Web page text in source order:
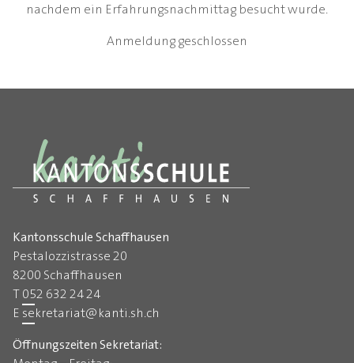
nachdem ein Erfahrungsnachmittag besucht wurde.
Anmeldung geschlossen
Kantonsschule Schaffhausen
Pestalozzistrasse 20
8200 Schaffhausen
T052 632 24 24
E sekretariat@kanti.sh.ch
Öffnungszeiten Sekretariat: